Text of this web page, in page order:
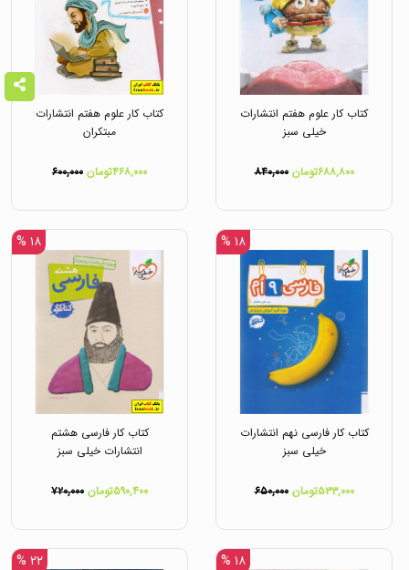
کتاب کار علوم هفتم انتشارات
خیلی سبز
۶۸۸,۸۰۰تومان ۸۴۰,۰۰۰
کتاب کار علوم هفتم انتشارات
مبتکران
۴۶۸,۰۰۰تومان ۶۰۰,۰۰۰
۱۸ %
کتاب کار فارسی نهم انتشارات
خیلی سبز
۵۳۳,۰۰۰تومان ۶۵۰,۰۰۰
۱۸ %
کتاب کار فارسی هشتم
انتشارات خیلی سبز
۵۹۰,۴۰۰تومان ۷۲۰,۰۰۰
۱۸ % ۲۲ %